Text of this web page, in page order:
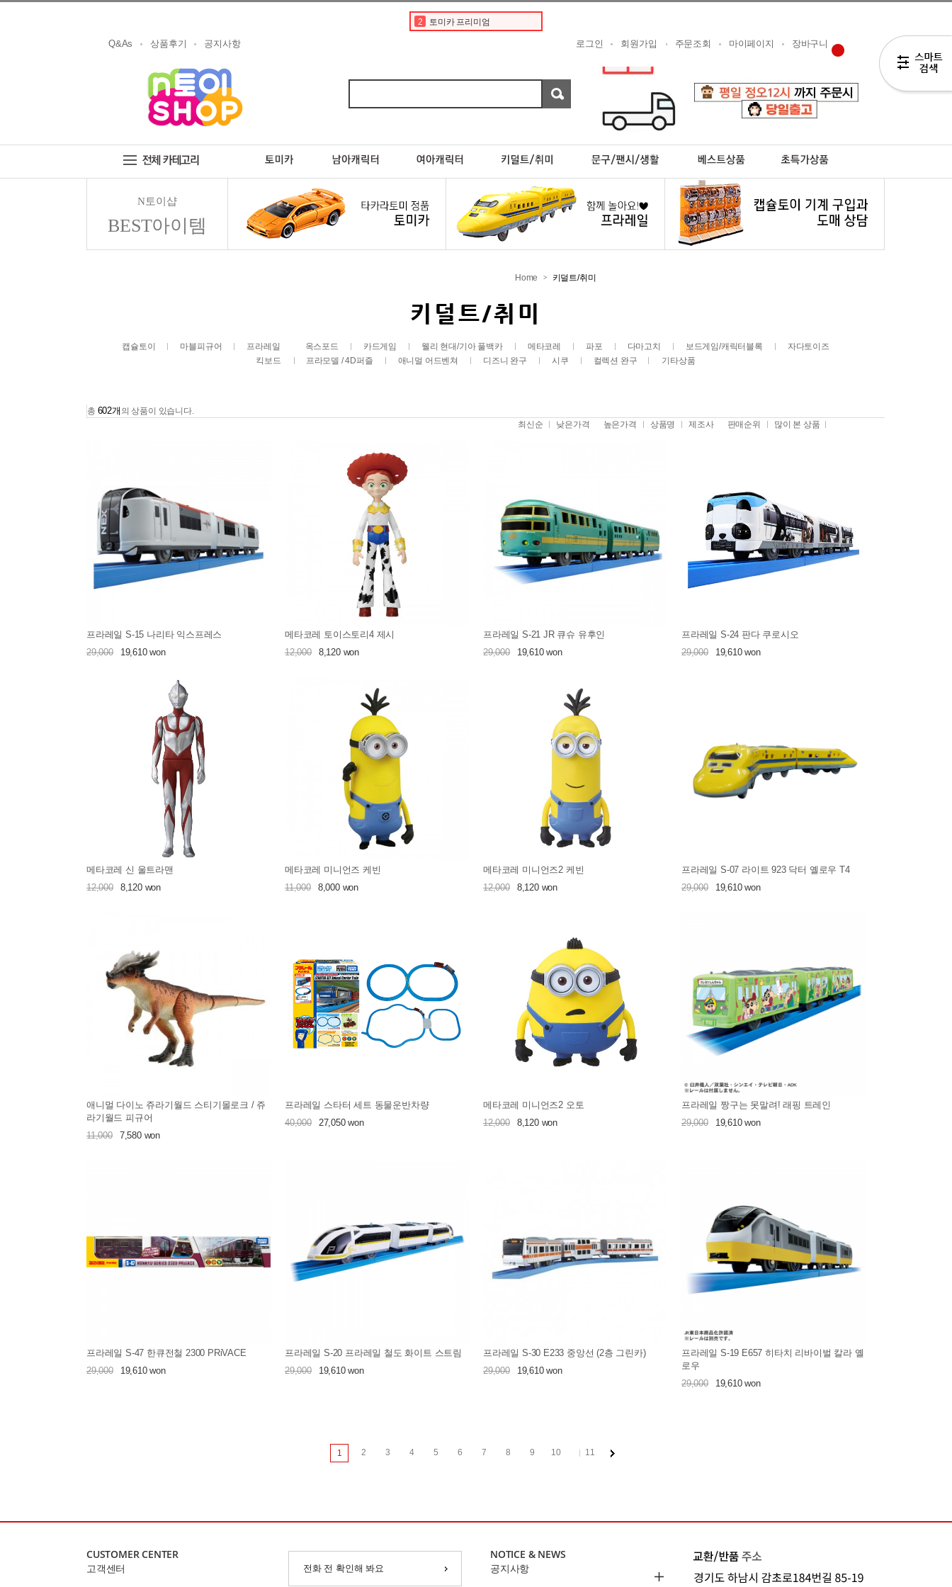
2 토미카 프리미엄
5 타미야
8 한정판
9 프리미엄
1
Q&As 상품후기 공지사항 로그인 회원가입 주문조회 마이페이지 장바구니
N토이샵
BEST아이템
키덜트/취미
Home > 키덜트/취미
캡슐토이 마블피규어 프라레일 옥스포드 카드게임 웰리 현대/기아 풀백카 메타코레 파포 다마고치 보드게임/캐릭터블록
자다토이즈
킥보드
프라모델 / 4D퍼즐 애니멀 어드벤쳐 디즈니 완구 시쿠 컬렉션 완구 기타상품
총 602개 의 상품이 있습니다.
최신순
낮은가격 높은가격 상품명 제조사 판매순위 많이 본 상품
프라레일 S-15 나리타 익스프레스
29,000
19,610 won
메타코레 토이스토리4 제시
12,000
8,120 won
프라레일 S-21 JR 큐슈 유후인
29,000
19,610 won
프라레일 S-24 판다 쿠로시오
29,000
19,610 won
메타코레 신 울트라맨
12,000
8,120 won
메타코레 미니언즈 케빈
11,000
8,000 won
메타코레 미니언즈2 케빈
12,000
8,120 won
프라레일 S-07 라이트 923 닥터 옐로우 T4
29,000
19,610 won
애니멀 다이노 쥬라기월드 스티기몰로크 / 쥬
라기월드 피규어
11,000
7,580 won
프라레일 스타터 세트 동물운반차량
40,000
27,050 won
메타코레 미니언즈2 오토
12,000
8,120 won
프라레일 짱구는 못말려! 래핑 트레인
29,000
19,610 won
프라레일 S-47 한큐전철 2300 PRiVACE
29,000
19,610 won
프라레일 S-20 프라레일 철도 화이트 스트림
29,000
19,610 won
프라레일 S-30 E233 중앙선 (2층 그린카)
29,000
19,610 won
프라레일 S-19 E657 히타치 리바이벌 칼라 옐
로우
29,000
19,610 won
1 2 3 4 5 6 7 8 9 10 11
CUSTOMER CENTER
고객센터 전화 전 확인해 봐요
NOTICE & NEWS
공지사항